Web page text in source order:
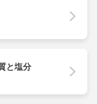
と塩分